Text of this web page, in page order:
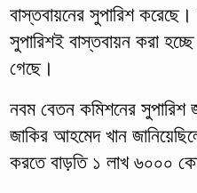
বাস্তবায়নের সুপারিশ
সুপারিশই বাস্তবায়ন করা
গেছে।
নবম বেতন কমিশনের সুপারিশ
জাকির আহমেদ খান
করতে বাড়তি ১ লাখ ৬০০০